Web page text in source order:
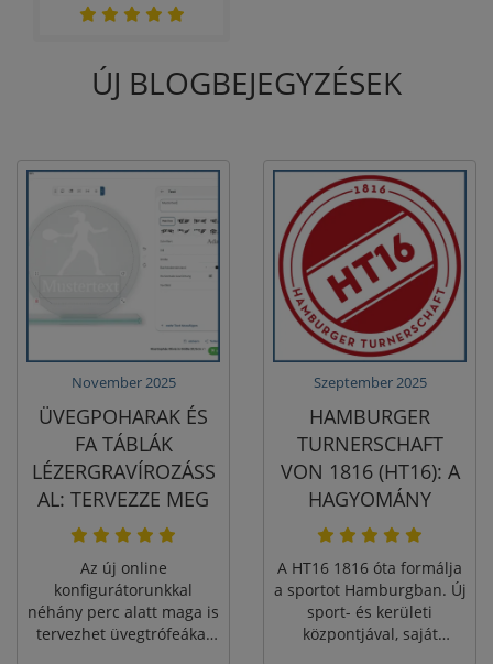
ÚJ BLOGBEJEGYZÉSEK
November 2025
ÜVEGPOHARAK ÉS
FA TÁBLÁK
LÉZERGRAVÍROZÁSS
AL: TERVEZZE MEG
ŐKET MOST ONLINE
Az új online
konfigurátorunkkal
néhány perc alatt maga is
tervezhet üvegtrófeákat
Szeptember 2025
HAMBURGER
TURNERSCHAFT
VON 1816 (HT16): A
HAGYOMÁNY
TALÁLKOZIK AZ ÚJ
A HT16 1816 óta formálja
a sportot Hamburgban. Új
sport- és kerületi
központjával, saját